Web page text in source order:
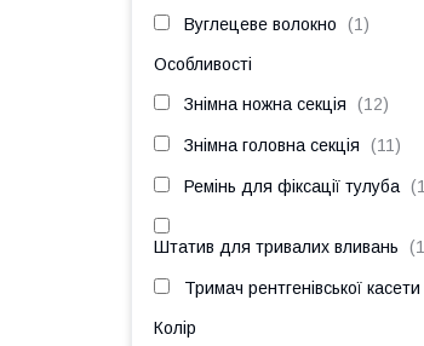
Вуглецеве волокно 1
Особливості
Знімна ножна секція 12
Знімна головна секція 11
Ремінь для фіксації тулуба 1
Штатив для тривалих вливань 1
Тримач рентгенівської касети
Колір